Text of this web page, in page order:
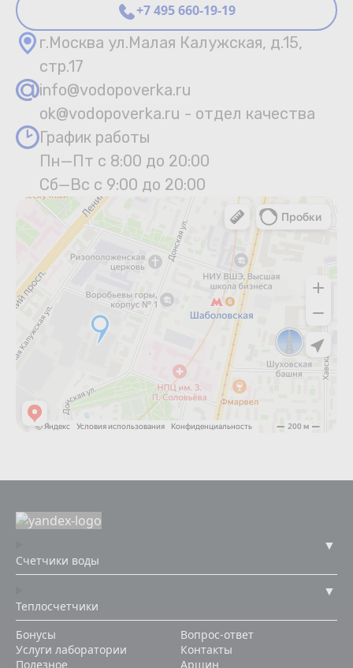
+7 495 660-19-19
г.Москва ул.Малая Калужская, д.15,
стр.17
info@vodopoverka.ru
ok@vodopoverka.ru - отдел качества
График работы
Пн—Пт с 8:00 до 20:00
Сб—Вс с 9:00 до 20:00
Счетчики воды
Теплосчетчики
Бонусы
Услуги лаборатории
Полезное
Вопрос-ответ
Контакты
Аршин